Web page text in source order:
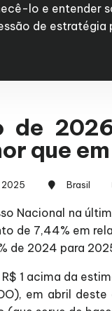
lo e entender
de estratégia
de
que
2025 Brasil
Nacional na
de 7,44% em
de 2024 para
1 acima da
em abril